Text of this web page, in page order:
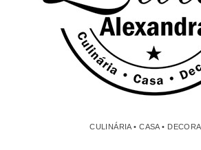
CULINÁRIA • CASA •